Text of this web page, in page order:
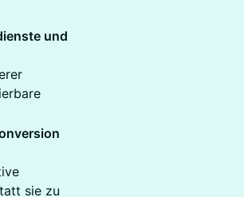
und
sie zu